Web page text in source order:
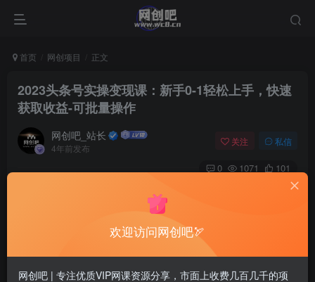
首页 网创项目 正文
2023头条号实操变现课：新手0-1轻松上手，快速
获取收益-可批量操作
网创吧_站长
4年前发布
关注 私信
0 1071 101
欢迎访问网创吧🏹
网创吧 | 专注优质VIP网课资源分享，市面上收费几百几千的项